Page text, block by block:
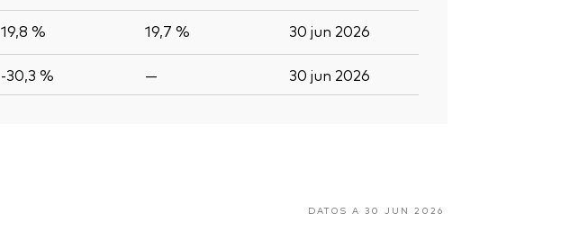
19,8 % 19,7 % 30 jun 2026
-30,3 % — 30 jun 2026
DATOS A 30 JUN 2026